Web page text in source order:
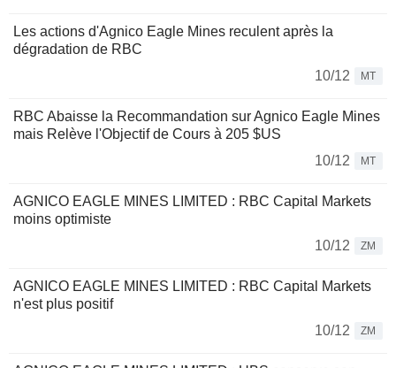
Les actions d'Agnico Eagle Mines reculent après la
dégradation de RBC
10/12
MT
RBC Abaisse la Recommandation sur Agnico Eagle Mines
mais Relève l'Objectif de Cours à 205 $US
10/12
MT
AGNICO EAGLE MINES LIMITED : RBC Capital Markets
moins optimiste
10/12
ZM
AGNICO EAGLE MINES LIMITED : RBC Capital Markets
n'est plus positif
10/12
ZM